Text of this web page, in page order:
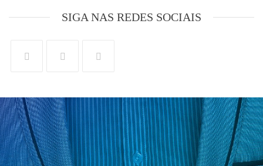
SIGA NAS REDES SOCIAIS